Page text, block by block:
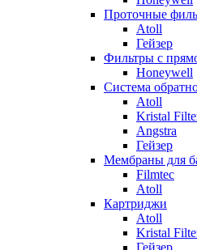
Проточные
Atoll
Гейзер
Фильтры с
Honeywell
Система
Atoll
Kristal
Angstra
Гейзер
Мембраны для
Filmtec
Atoll
Картриджи
Atoll
Kristal
Гейзер